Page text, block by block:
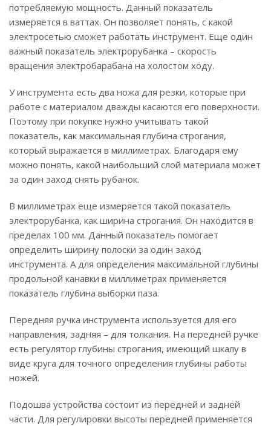
потребляемую мощность. Данный показатель
измеряется в ваттах. Он позволяет понять, с какой
электросетью сможет работать инструмент. Еще один
важный показатель электрорубанка – скорость
вращения электробарабана на холостом ходу.
У инструмента есть два ножа для резки, которые при
работе с материалом дважды касаются его поверхности.
Поэтому при покупке нужно учитывать такой
показатель, как максимальная глубина строгания,
который выражается в миллиметрах. Благодаря ему
можно понять, какой наибольший слой материала может
за один заход снять рубанок.
В миллиметрах еще измеряется такой показатель
электрорубанка, как ширина строгания. Он находится в
пределах 100 мм. Данный показатель помогает
определить ширину полоски за один заход
инструмента. А для определения максимальной глубины
продольной канавки в миллиметрах применяется
показатель глубина выборки паза.
Передняя ручка инструмента используется для его
направления, задняя – для толкания. На передней ручке
есть регулятор глубины строгания, имеющий шкалу в
виде круга для точного определения глубины работы
ножей.
Подошва устройства состоит из передней и задней
части. Для регулировки высоты передней применяется